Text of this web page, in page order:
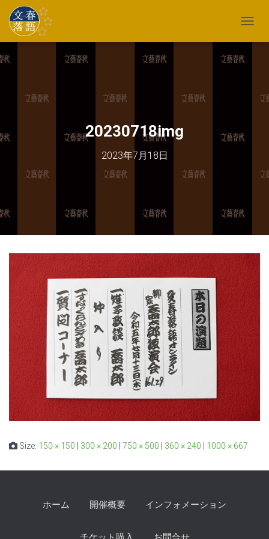
20230718img
2023年7月18日
Size: 150 × 150 300 × 200 750 × 500 360 × 240 1000 × 667
ホーム 開催概要 インフォメーション